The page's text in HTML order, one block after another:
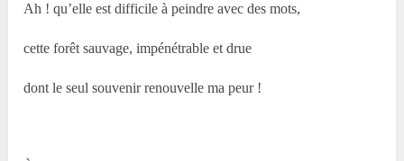
Ah ! qu’elle est difficile à peindre avec des mots,
cette forêt sauvage, impénétrable et drue
dont le seul souvenir renouvelle ma peur !